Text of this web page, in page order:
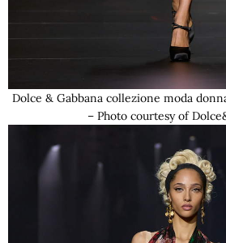
Dolce & Gabbana collezione moda
– Photo courtesy of